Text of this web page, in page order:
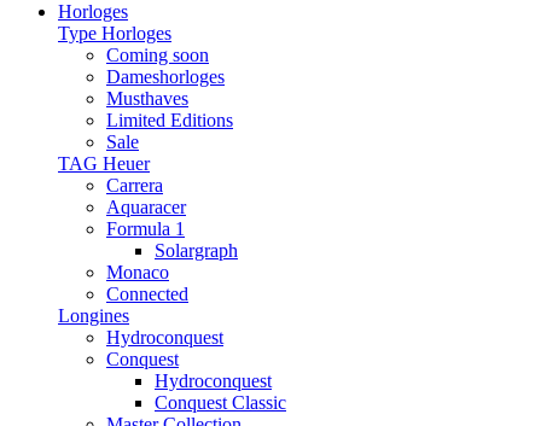
Horloges
Type Horloges
Coming soon
Dameshorloges
Musthaves
Limited Editions
Sale
TAG Heuer
Carrera
Aquaracer
Formula 1
Solargraph
Monaco
Connected
Longines
Hydroconquest
Conquest
Hydroconquest
Conquest Classic